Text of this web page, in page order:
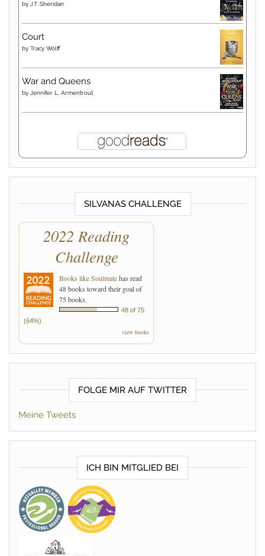
by J.T. Sheridan
Court
by Tracy Wolff
War and Queens
by Jennifer L. Armentrout
SILVANAS CHALLENGE
2022 Reading
Challenge
Books like Soulmatehas read
48 books toward their goal of
75 books.
48 of 75
(64%)
view books
FOLGE MIR AUF TWITTER
Meine Tweets
ICH BIN MITGLIED BEI